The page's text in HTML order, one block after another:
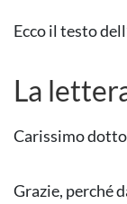
Ecco il testo
La
Carissimo
Grazie, perché